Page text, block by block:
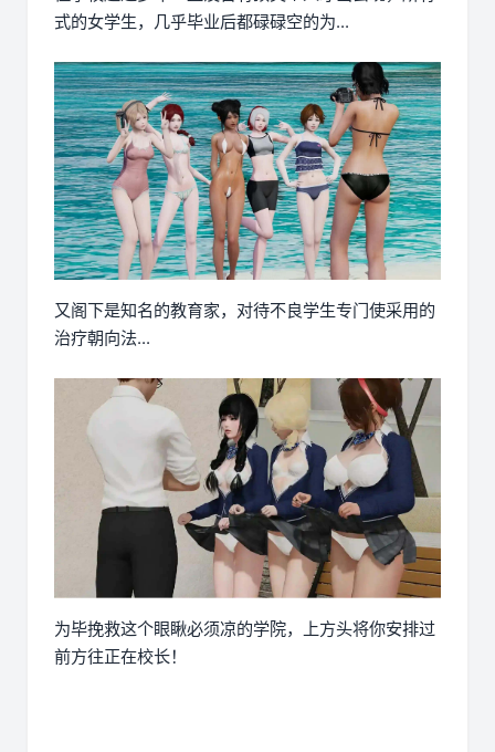
式的女学生，几乎毕业后都碌碌空的为...
又阁下是知名的教育家，对待不良学生专门使采用的
治疗朝向法...
为毕挽救这个眼瞅必须凉的学院，上方头将你安排过
前方往正在校长！